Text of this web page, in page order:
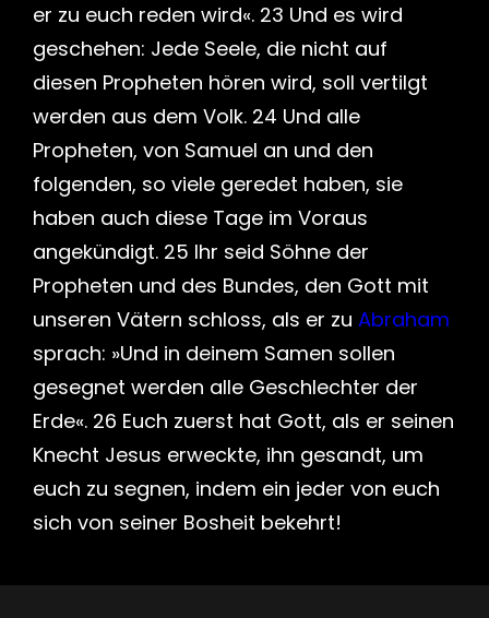
er zu euch reden wird«. 23 Und es wird
geschehen: Jede Seele, die nicht auf
diesen Propheten hören wird, soll vertilgt
werden aus dem Volk. 24 Und alle
Propheten, von Samuel an und den
folgenden, so viele geredet haben, sie
haben auch diese Tage im Voraus
angekündigt. 25 Ihr seid Söhne der
Propheten und des Bundes, den Gott mit
unseren Vätern schloss, als er zu Abraham
sprach: »Und in deinem Samen sollen
gesegnet werden alle Geschlechter der
Erde«. 26 Euch zuerst hat Gott, als er seinen
Knecht Jesus erweckte, ihn gesandt, um
euch zu segnen, indem ein jeder von euch
sich von seiner Bosheit bekehrt!